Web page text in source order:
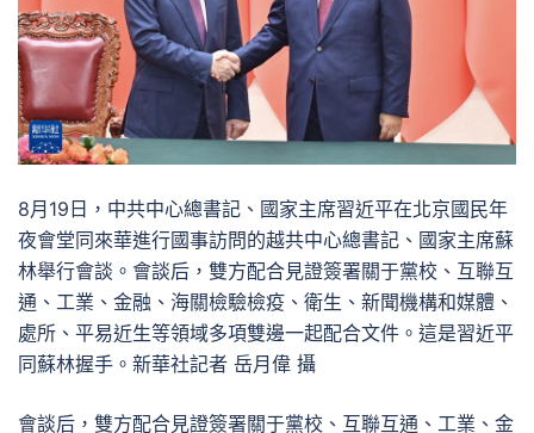
8月19日，中共中心總書記、國家主席習近平在北京國民年
夜會堂同來華進行國事訪問的越共中心總書記、國家主席蘇
林舉行會談。會談后，雙方配合見證簽署關于黨校、互聯互
通、工業、金融、海關檢驗檢疫、衛生、新聞機構和媒體、
處所、平易近生等領域多項雙邊一起配合文件。這是習近平
同蘇林握手。新華社記者 岳月偉 攝
會談后，雙方配合見證簽署關于黨校、互聯互通、工業、金